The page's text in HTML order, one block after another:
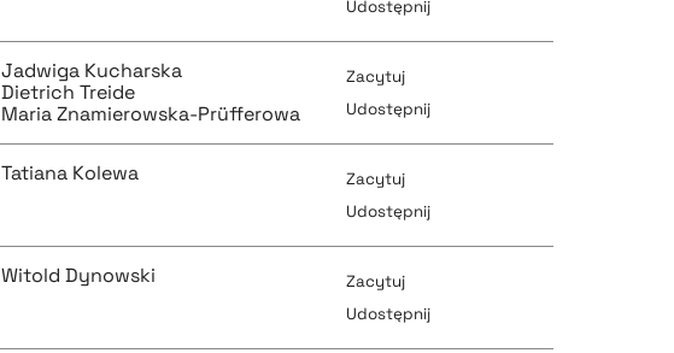
pobierz cytat
pobierz cytat
pobierz cytat
pobierz cytat
Udostępnij
pobierz cytat
pobierz cytat
Jadwiga Kucharska
Dietrich Treide
Maria Znamierowska-Prüfferowa
Zacytuj
Udostępnij
pobierz cytat
Tatiana Kolewa
Zacytuj
Udostępnij
Witold Dynowski
Zacytuj
Udostępnij